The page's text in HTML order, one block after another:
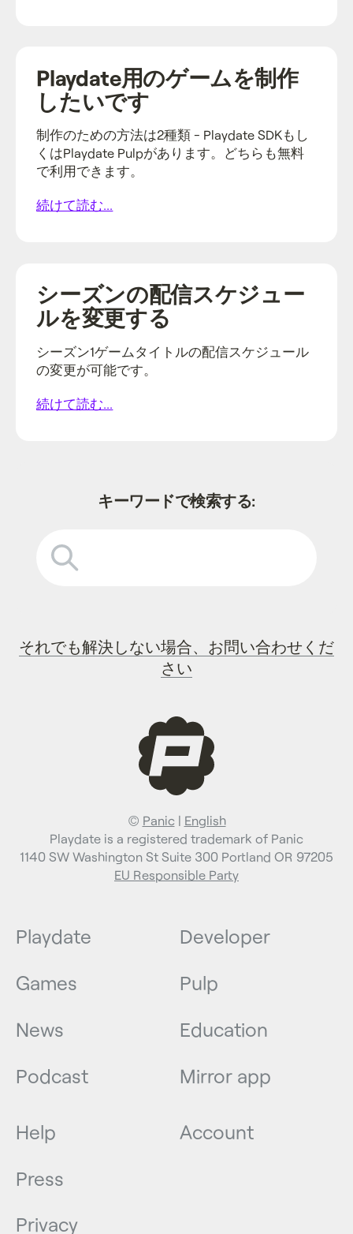
Playdate用のゲームを制作
したいです
制作のための方法は2種類 - Playdate SDKもし
くはPlaydate Pulpがあります。どちらも無料
で利用できます。
続けて読む...
シーズンの配信スケジュー
ルを変更する
シーズン1ゲームタイトルの配信スケジュール
の変更が可能です。
続けて読む...
キーワードで検索する:
それでも解決しない場合、お問い合わせくだ
さい
© Panic| English
Playdate is a registered trademark of Panic
1140 SW Washington St Suite 300 Portland OR 97205
EU Responsible Party
Playdate
Games
News
Podcast
Developer
Pulp
Education
Mirror app
Help
Press
Privacy
Account